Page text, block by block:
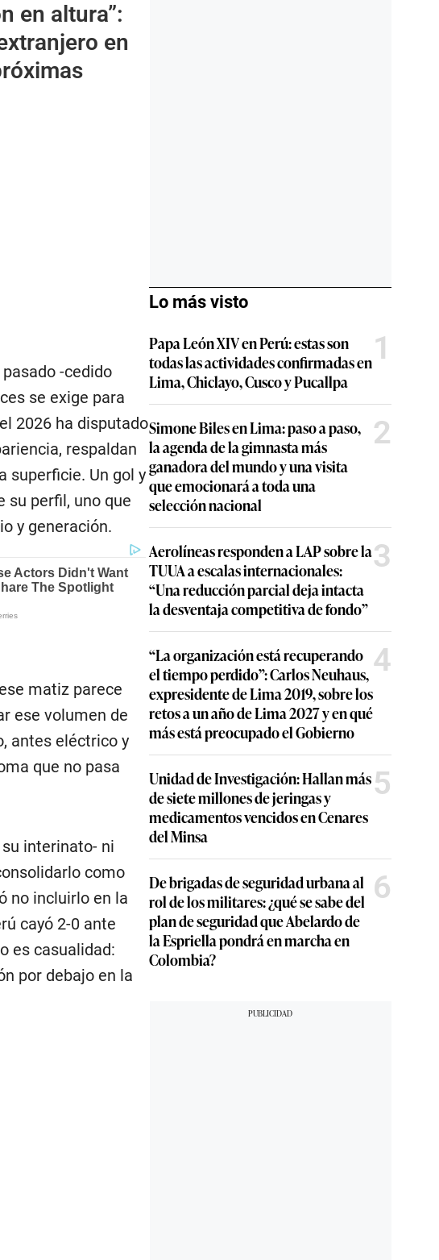
en altura”:
en
-cedido
se exige para
2026 ha disputado
respaldan
superficie. Un gol y
su perfil, uno que
y generación.
matiz parece
ese volumen de
antes eléctrico y
que no pasa
interinato- ni
como
no incluirlo en la
cayó 2-0 ante
es casualidad:
por debajo en la
Lo más visto
Papa León XIV en Perú: estas son
todas las actividades confirmadas en
Lima, Chiclayo, Cusco y Pucallpa
1
Simone Biles en Lima: paso a paso,
la agenda de la gimnasta más
ganadora del mundo y una visita
que emocionará a toda una
selección nacional
2
Aerolíneas responden a LAP sobre la
TUUA a escalas internacionales:
“Una reducción parcial deja intacta
la desventaja competitiva de fondo”
3
“La organización está recuperando
el tiempo perdido”: Carlos Neuhaus,
expresidente de Lima 2019, sobre los
retos a un año de Lima 2027 y en qué
más está preocupado el Gobierno
4
Unidad de Investigación: Hallan más
de siete millones de jeringas y
medicamentos vencidos en Cenares
del Minsa
5
De brigadas de seguridad urbana al
rol de los militares: ¿qué se sabe del
plan de seguridad que Abelardo de
la Espriella pondrá en marcha en
Colombia?
6